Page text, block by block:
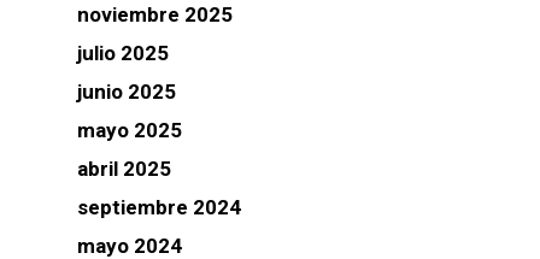
noviembre 2025
julio 2025
junio 2025
mayo 2025
abril 2025
septiembre 2024
mayo 2024